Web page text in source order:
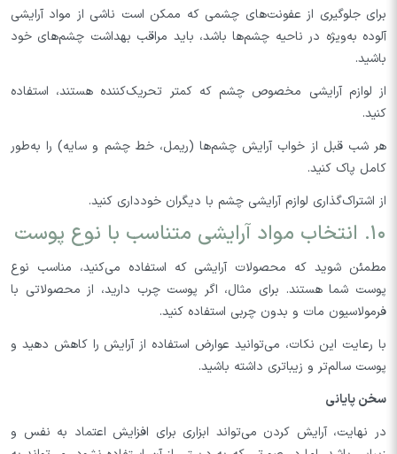
برای جلوگیری از عفونت‌های چشمی که ممکن است ناشی از مواد آرایشی
آلوده به‌ویژه در ناحیه چشم‌ها باشد، باید مراقب بهداشت چشم‌های خود
باشید.
از لوازم آرایشی مخصوص چشم که کمتر تحریک‌کننده هستند، استفاده
کنید.
هر شب قبل از خواب آرایش چشم‌ها (ریمل، خط چشم و سایه) را به‌طور
کامل پاک کنید.
از اشتراک‌گذاری لوازم آرایشی چشم با دیگران خودداری کنید.
۱۰. انتخاب مواد آرایشی متناسب با نوع پوست
مطمئن شوید که محصولات آرایشی که استفاده می‌کنید، مناسب نوع
پوست شما هستند. برای مثال، اگر پوست چرب دارید، از محصولاتی با
فرمولاسیون مات و بدون چربی استفاده کنید.
با رعایت این نکات، می‌توانید عوارض استفاده از آرایش را کاهش دهید و
پوست سالم‌تر و زیباتری داشته باشید.
سخن پایانی
در نهایت، آرایش کردن می‌تواند ابزاری برای افزایش اعتماد به نفس و